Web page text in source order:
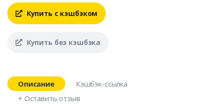
Купить с кэшбэком
Купить без кэшбэка
Описание
Кэшбэк-ссылка
+ Оставить отзыв